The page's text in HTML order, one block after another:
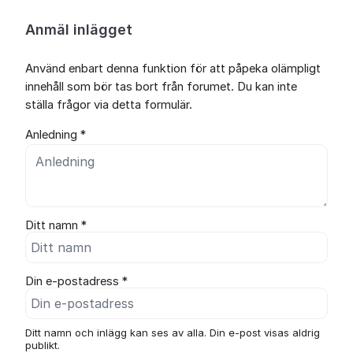
Anmäl inlägget
Använd enbart denna funktion för att påpeka olämpligt
innehåll som bör tas bort från forumet. Du kan inte
ställa frågor via detta formulär.
Anledning *
Ditt namn *
Din e-postadress *
Ditt namn och inlägg kan ses av alla. Din e-post visas aldrig
publikt.